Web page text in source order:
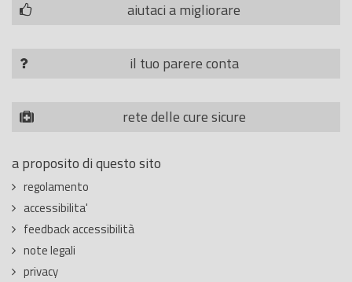
aiutaci a migliorare
il tuo parere conta
rete delle cure sicure
a proposito di questo sito
regolamento
accessibilita'
feedback accessibilità
note legali
privacy